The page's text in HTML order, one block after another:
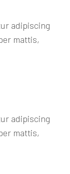
adipiscing
mattis,
adipiscing
mattis,